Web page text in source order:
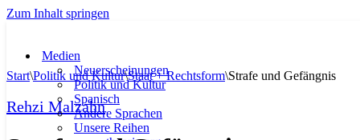
Zum Inhalt springen
Medien
Neuerscheinungen
Politik und Kultur
Spanisch
Andere Sprachen
Unsere Reihen
Start\Politik und Kultur\Staat + Rechtsform\Strafe und Gefängnis
Rehzi Malzahn